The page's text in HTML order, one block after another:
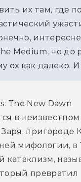
их там, где
Medium, но до
ох как далеко.
The New Dawn
в
пригороде
мифологии, в
катаклизм,
превратил